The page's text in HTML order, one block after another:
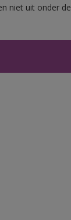
niet uit onder de